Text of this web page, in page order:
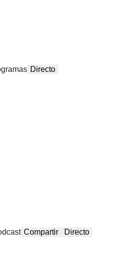
Directo
Compartir Directo